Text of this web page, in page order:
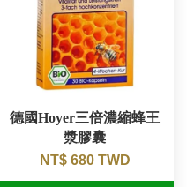
德國Hoyer三倍濃縮蜂王
漿膠囊
NT$ 680 TWD